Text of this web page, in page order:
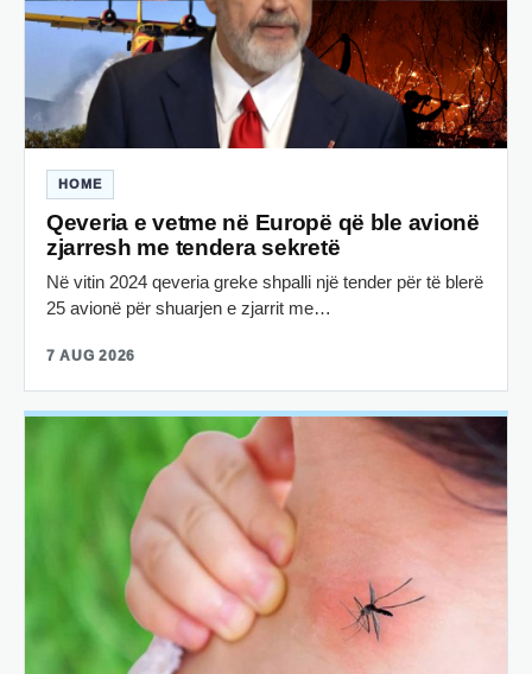
HOME
Qeveria e vetme në Europë që ble avionë
zjarresh me tendera sekretë
Në vitin 2024 qeveria greke shpalli një tender për të blerë
25 avionë për shuarjen e zjarrit me…
7 AUG 2026